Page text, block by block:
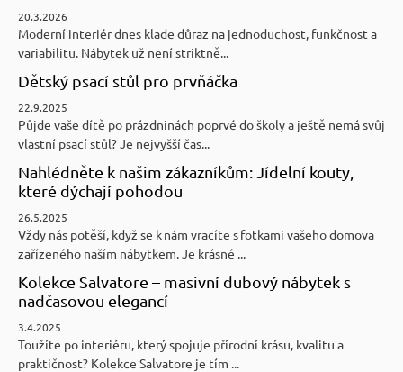
20.3.2026
Moderní interiér dnes klade důraz na jednoduchost, funkčnost a
variabilitu. Nábytek už není striktně...
Dětský psací stůl pro prvňáčka
22.9.2025
Půjde vaše dítě po prázdninách poprvé do školy a ještě nemá svůj
vlastní psací stůl? Je nejvyšší čas...
Nahlédněte k našim zákazníkům: Jídelní kouty,
které dýchají pohodou
26.5.2025
Vždy nás potěší, když se k nám vracíte s fotkami vašeho domova
zařízeného naším nábytkem. Je krásné ...
Kolekce Salvatore – masivní dubový nábytek s
nadčasovou elegancí
3.4.2025
Toužíte po interiéru, který spojuje přírodní krásu, kvalitu a
praktičnost? Kolekce Salvatore je tím ...